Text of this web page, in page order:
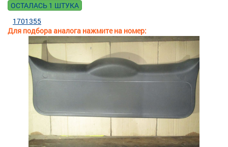
ОСТАЛАСЬ 1 ШТУКА
Для подбора аналога нажмите на номер:
1701355